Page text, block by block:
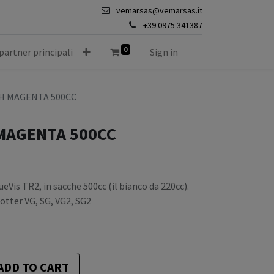
vemarsas@vemarsas.it
+39 0975 341387
principali 0 Sign in
MAGENTA 500CC
500CC
TR2, in sacche 500cc (il bianco da 220cc).
VG, SG, VG2, SG2
TO CART